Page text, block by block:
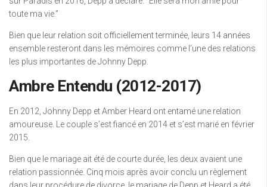
toute ma vie.”
Bien que leur relation soit officiellement terminée, leurs 14 années
ensemble resteront dans les mémoires comme l’une des relations
les plus importantes de Johnny Depp.
Ambre Entendu (2012-2017)
En 2012, Johnny Depp et Amber Heard ont entamé une relation
amoureuse. Le couple s’est fiancé en 2014 et s’est marié en février
2015.
Bien que le mariage ait été de courte durée, les deux avaient une
relation passionnée. Cinq mois après avoir conclu un règlement
dans leur procédure de divorce, le mariage de Depp et Heard a été